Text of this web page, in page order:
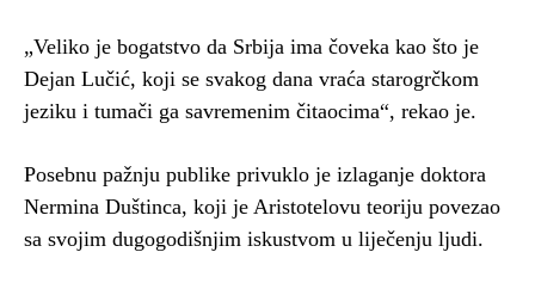
„Veliko je bogatstvo da Srbija ima čoveka kao što je
Dejan Lučić, koji se svakog dana vraća starogrčkom
jeziku i tumači ga savremenim čitaocima“, rekao je.
Posebnu pažnju publike privuklo je izlaganje doktora
Nermina Duštinca, koji je Aristotelovu teoriju povezao
sa svojim dugogodišnjim iskustvom u liječenju ljudi.